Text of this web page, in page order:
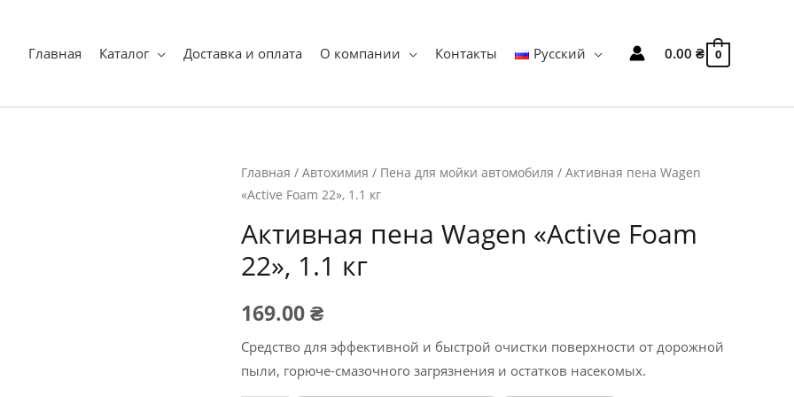
Главная Каталог Доставка и оплата О компании Контакты Русский 0.00 ₴ 0
Главная / Автохимия / Пена для мойки автомобиля / Активная пена Wagen
«Active Foam 22», 1.1 кг
Активная пена Wagen «Active Foam
22», 1.1 кг
169.00₴
Средство для эффективной и быстрой очистки поверхности от дорожной
пыли, горюче-смазочного загрязнения и остатков насекомых.